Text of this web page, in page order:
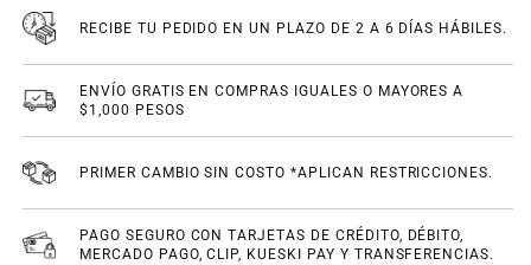
RECIBE TU PEDIDO EN UN PLAZO DE 2 A 6 DÍAS HÁBILES.
ENVÍO GRATIS EN COMPRAS IGUALES O MAYORES A
$1,000 PESOS
PRIMER CAMBIO SIN COSTO *APLICAN RESTRICCIONES.
PAGO SEGURO CON TARJETAS DE CRÉDITO, DÉBITO,
MERCADO PAGO, CLIP, KUESKI PAY Y TRANSFERENCIAS.